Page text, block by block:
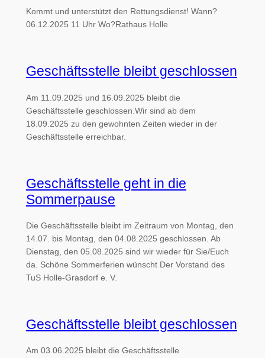
Kommt und unterstützt den Rettungsdienst! Wann?
06.12.2025 11 Uhr Wo?Rathaus Holle
Geschäftsstelle bleibt geschlossen
Am 11.09.2025 und 16.09.2025 bleibt die
Geschäftsstelle geschlossen.Wir sind ab dem
18.09.2025 zu den gewohnten Zeiten wieder in der
Geschäftsstelle erreichbar.
Geschäftsstelle geht in die
Sommerpause
Die Geschäftsstelle bleibt im Zeitraum von Montag, den
14.07. bis Montag, den 04.08.2025 geschlossen. Ab
Dienstag, den 05.08.2025 sind wir wieder für Sie/Euch
da. Schöne Sommerferien wünscht Der Vorstand des
TuS Holle-Grasdorf e. V.
Geschäftsstelle bleibt geschlossen
Am 03.06.2025 bleibt die Geschäftsstelle